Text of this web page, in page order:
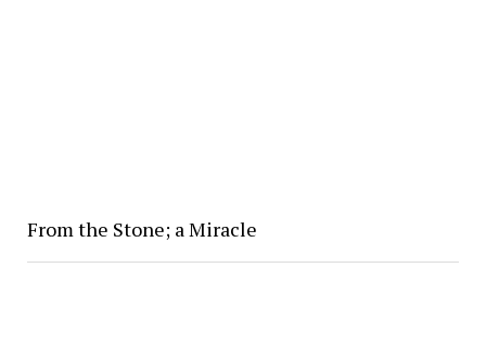
From the Stone; a Miracle